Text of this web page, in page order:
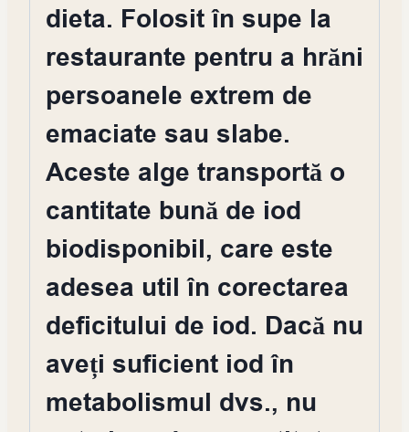
dieta. Folosit în supe la
restaurante pentru a hrăni
persoanele extrem de
emaciate sau slabe.
Aceste alge transportă o
cantitate bună de iod
biodisponibil, care este
adesea util în corectarea
deficitului de iod. Dacă nu
aveți suficient iod în
metabolismul dvs., nu